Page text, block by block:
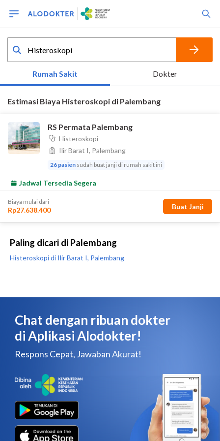
Paling dicari di Palembang
Histeroskopi di Ilir Barat I, Palembang